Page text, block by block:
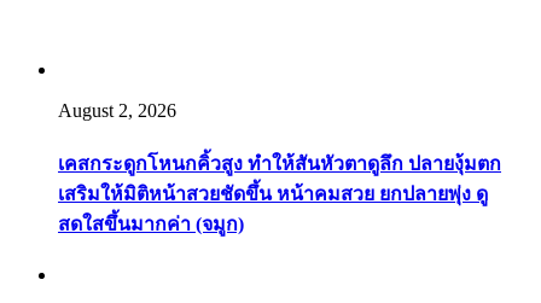
August 2, 2026
เคสกระดูกโหนกคิ้วสูง ทำให้สันหัวตาดูลึก ปลายงุ้มตก
เสริมให้มิติหน้าสวยชัดขึ้น หน้าคมสวย ยกปลายพุ่ง ดู
สดใสขึ้นมากค่า (จมูก)